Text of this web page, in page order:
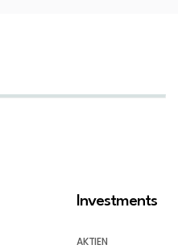
Investments
AKTIEN